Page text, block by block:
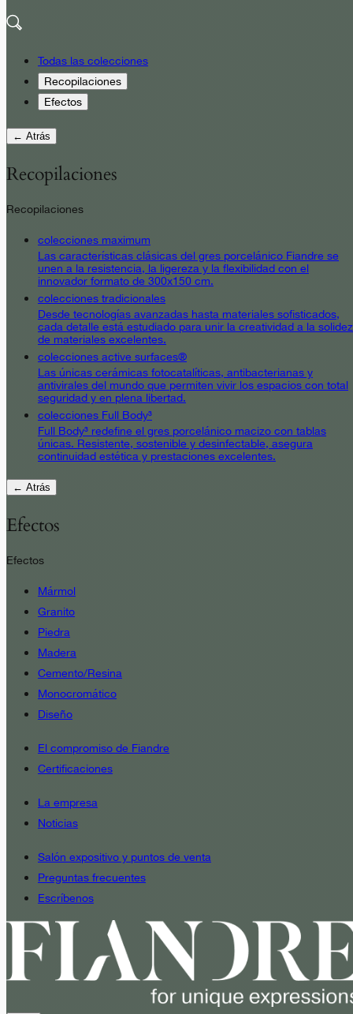
Todas las colecciones
Recopilaciones
Efectos
← Atrás
Recopilaciones
Recopilaciones
colecciones maximum
Las características clásicas del gres porcelánico Fiandre se
unen a la resistencia, la ligereza y la flexibilidad con el
innovador formato de 300x150 cm.
colecciones tradicionales
Desde tecnologías avanzadas hasta materiales sofisticados,
cada detalle está estudiado para unir la creatividad a la solidez
de materiales excelentes.
colecciones active surfaces®
Las únicas cerámicas fotocatalíticas, antibacterianas y
antivirales del mundo que permiten vivir los espacios con total
seguridad y en plena libertad.
colecciones Full Body³
Full Body³ redefine el gres porcelánico macizo con tablas
únicas. Resistente, sostenible y desinfectable, asegura
continuidad estética y prestaciones excelentes.
← Atrás
Efectos
Efectos
Mármol
Granito
Piedra
Madera
Cemento/Resina
Monocromático
Diseño
El compromiso de Fiandre
Certificaciones
La empresa
Noticias
Salón expositivo y puntos de venta
Preguntas frecuentes
Escríbenos